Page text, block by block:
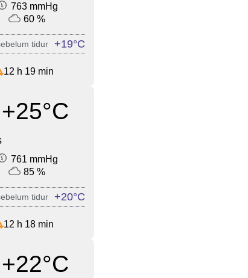
763 mmHg
60 %
tidur +19°C
12 h 19 min
+25°C
761 mmHg
85 %
tidur +20°C
12 h 18 min
+22°C